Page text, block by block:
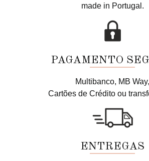
made in Portugal.
PAGAMENTO
Multibanco, MB Way,
Cartões de Crédito ou
ENTREGAS